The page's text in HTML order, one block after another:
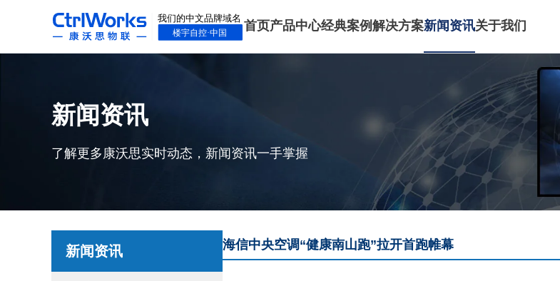
首页产品中心经典案例解决方案新闻资讯关于我们
新闻资讯
了解更多康沃思实时动态，新闻资讯一手掌握
新闻资讯 海信中央空调“健康南山跑”拉开首跑帷幕